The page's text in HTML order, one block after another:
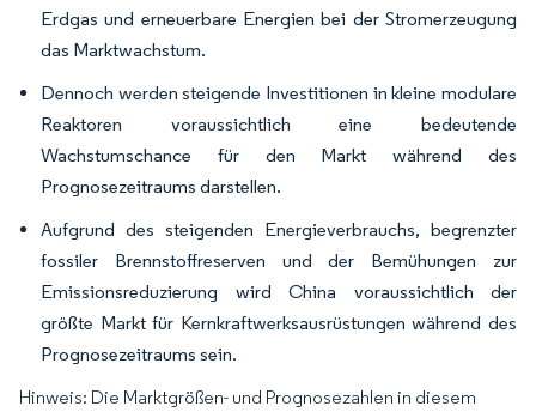
Erdgas und erneuerbare Energien bei der Stromerzeugung
das Marktwachstum.
Dennoch werden steigende Investitionen in kleine modulare
Reaktoren voraussichtlich eine bedeutende
Wachstumschance für den Markt während des
Prognosezeitraums darstellen.
Aufgrund des steigenden Energieverbrauchs, begrenzter
fossiler Brennstoffreserven und der Bemühungen zur
Emissionsreduzierung wird China voraussichtlich der
größte Markt für Kernkraftwerksausrüstungen während des
Prognosezeitraums sein.
Hinweis: Die Marktgrößen- und Prognosezahlen in diesem